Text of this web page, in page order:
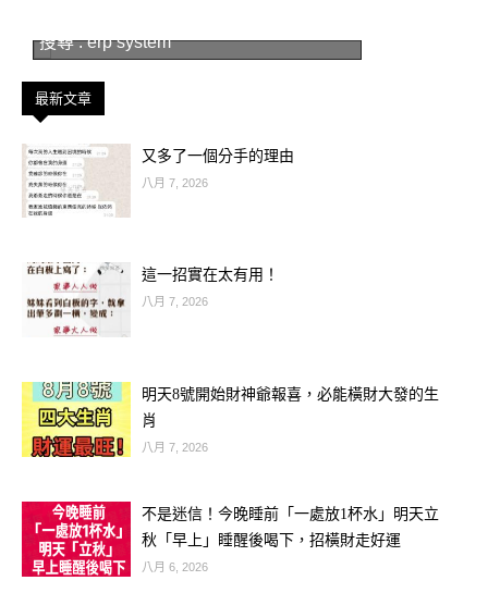
股市、基金或是其他投資項目上獲得豐
厚回報。此外，一些意外之財也可能不
期而遇，例如中獎、收回欠款等。建議
多關注市場動態，但也別忘了理性評估
風險。
搜尋 : erp system
最新文章
又多了一個分手的理由
八月 7, 2026
這一招實在太有用！
八月 7, 2026
明天8號開始財神爺報喜，必能橫財大發的生
肖
八月 7, 2026
不是迷信！今晚睡前「一處放1杯水」明天立
秋「早上」睡醒後喝下，招橫財走好運
八月 6, 2026